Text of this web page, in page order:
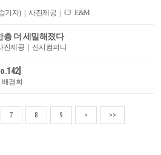
기자) | 사진제공 | CJ E&M
층 더 세밀해졌다
제공 | 신시컴퍼니
경희
7 8 9 > >>